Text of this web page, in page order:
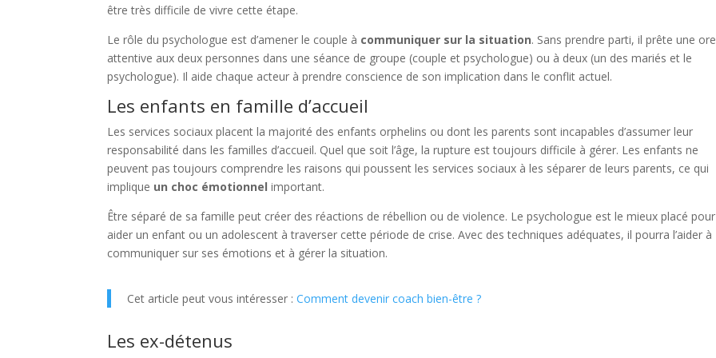
être très difficile de vivre cette étape.
Le rôle du psychologue est d’amener le couple à communiquer sur la situation. Sans prendre parti, il prête une
attentive aux deux personnes dans une séance de groupe (couple et psychologue) ou à deux (un des mariés et le
psychologue). Il aide chaque acteur à prendre conscience de son implication dans le conflit actuel.
Les enfants en famille d’accueil
Les services sociaux placent la majorité des enfants orphelins ou dont les parents sont incapables d’assumer leur
responsabilité dans les familles d’accueil. Quel que soit l’âge, la rupture est toujours difficile à gérer. Les enfants ne
peuvent pas toujours comprendre les raisons qui poussent les services sociaux à les séparer de leurs parents, ce qui
implique un choc émotionnel important.
Être séparé de sa famille peut créer des réactions de rébellion ou de violence. Le psychologue est le mieux placé pour
aider un enfant ou un adolescent à traverser cette période de crise. Avec des techniques adéquates, il pourra l’aider à
communiquer sur ses émotions et à gérer la situation.
Cet article peut vous intéresser :Comment devenir coach bien-être ?
Les ex-détenus